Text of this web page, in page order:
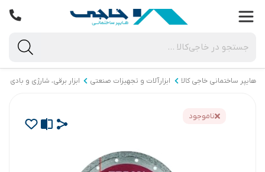
هایپر ساختمانی خاجی‌ کالا ابزارآلات و تجهیزات صنعتی ابزار برقی، شارژی و بادی
ناموجود